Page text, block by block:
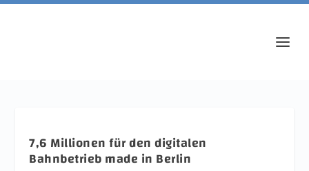
7,6 Millionen für den digitalen
Bahnbetrieb made in Berlin